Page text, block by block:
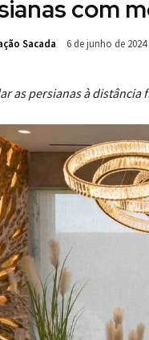
com
Sacada 6 de junho de 2024
as persianas à distância